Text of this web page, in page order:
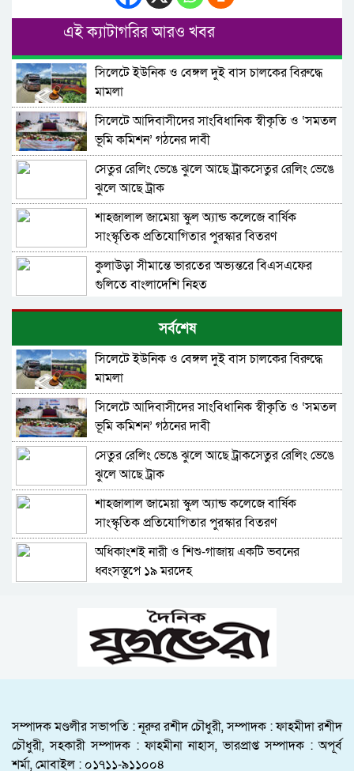
এই ক্যাটাগরির আরও খবর
সিলেটে ইউনিক ও বেঙ্গল দুই বাস চালকের বিরুদ্ধে
মামলা
সিলেটে আদিবাসীদের সাংবিধানিক স্বীকৃতি ও ‘সমতল
ভূমি কমিশন’ গঠনের দাবী
সেতুর রেলিং ভেঙে ঝুলে আছে ট্রাকসেতুর রেলিং ভেঙে
ঝুলে আছে ট্রাক
শাহজালাল জামেয়া স্কুল অ্যান্ড কলেজে বার্ষিক
সাংস্কৃতিক প্রতিযোগিতার পুরস্কার বিতরণ
কুলাউড়া সীমান্তে ভারতের অভ্যন্তরে বিএসএফের
গুলিতে বাংলাদেশি নিহত
সাংবাদিক দুলাল হোসেনের বাসায় চুরি, ৪ দিনেও
মালামাল উদ্ধার করতে পারেনি পুলিশ
দুর্ঘটনায় নিহত প্রিতম দাসের বোনের লেখাপড়ার দায়িত্ব
নেয়ার ঘোষণা জামায়াতের
সিলেট মহানগর বিএনপি সভাপতি নাসিম হোসাইনের
আনুষ্ঠানিকভাবে দায়িত্ব গ্রহণ
ইউনিক ও বেঙ্গল পরিবহনের সেই দুই বাসের
রেজিস্ট্রেশন বাতিল, মালিক-চালককে হাজিরের নির্দেশ
সিলেট-আখাউড়া রেলপথ ডুয়েলগেজ ডাবল লাইন
করার দাবি সিলেট বিভাগ গণদাবি পরিষদের
জিয়া সংসদ সিলেট জেলা শাখার ‘জুলাই গণঅভ্যুত্থান
এবং ঐক্যের রাজনীতি’ শীর্ষক আলোচনা
রাতারগুলে ব্যবস্থাপনায় ঘাটতি-ঝুঁকিপূর্ণ ওয়াচ টাওয়ার,
যানজটে নাকাল পর্যটক
নিহত ৯ জনেরই
শিশু জায়ফা ছিল বাবা-মায়ের কোল, হঠাৎ জোরে একটা
শব্দ হলো.
সর্বশেষ
সিলেটে ইউনিক ও বেঙ্গল দুই বাস চালকের বিরুদ্ধে
মামলা
সিলেটে আদিবাসীদের সাংবিধানিক স্বীকৃতি ও ‘সমতল
ভূমি কমিশন’ গঠনের দাবী
সেতুর রেলিং ভেঙে ঝুলে আছে ট্রাকসেতুর রেলিং ভেঙে
ঝুলে আছে ট্রাক
শাহজালাল জামেয়া স্কুল অ্যান্ড কলেজে বার্ষিক
সাংস্কৃতিক প্রতিযোগিতার পুরস্কার বিতরণ
অধিকাংশই নারী ও শিশু-গাজায় একটি ভবনের
ধ্বংসস্তূপে ১৯ মরদেহ
কুলাউড়া সীমান্তে ভারতের অভ্যন্তরে বিএসএফের
গুলিতে বাংলাদেশি নিহত
মালামাল উদ্ধার করতে পারেনি পুলিশ
দুর্ঘটনায় নিহত প্রিতম দাসের বোনের লেখাপড়ার দায়িত্ব
নেয়ার ঘোষণা জামায়াতের
সম্পাদক মণ্ডলীর সভাপতি : নূরুর রশীদ চৌধুরী, সম্পাদক : ফাহমীদা রশীদ
চৌধুরী, সহকারী সম্পাদক : ফাহমীনা নাহাস, ভারপ্রাপ্ত সম্পাদক : অপূর্ব
শর্মা, মোবাইল : ০১৭১১-৯১১০০৪